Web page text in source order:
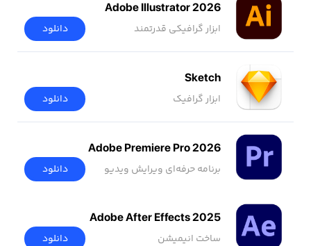
Adobe Illustrator 2026
ابزار گرافیکی قدرتمند دانلود
Sketch
ابزار گرافیک دانلود
Adobe Premiere Pro 2026
برنامه حرفه‌ای ویرایش ویدیو دانلود
Adobe After Effects 2025
ساخت انیمیشن دانلود